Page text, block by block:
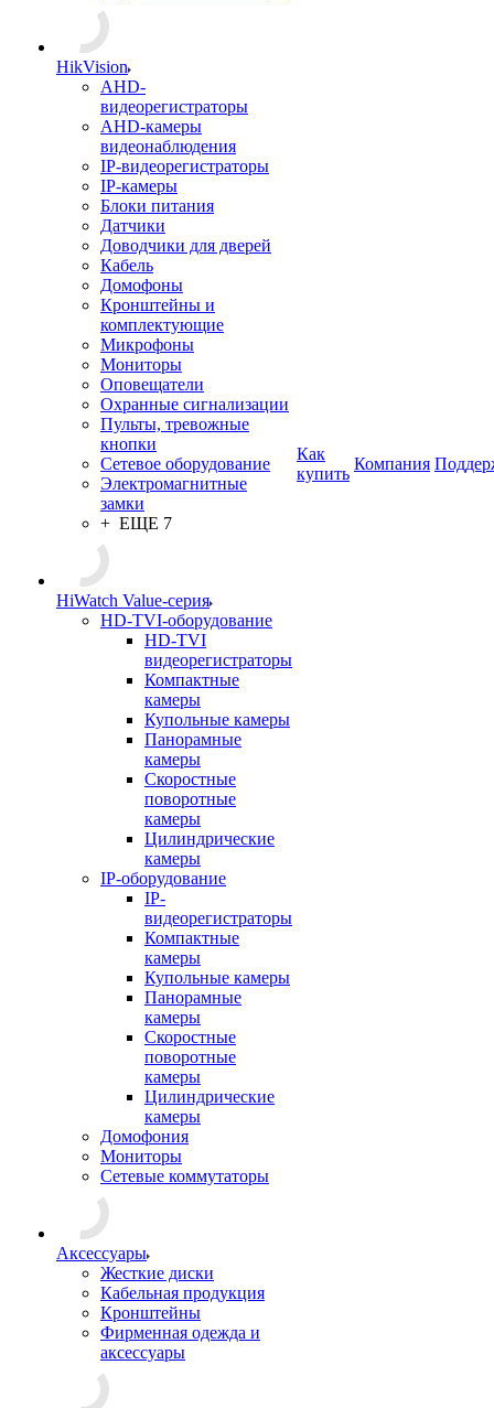
HikVision
AHD-
видеорегистраторы
AHD-камеры
видеонаблюдения
IP-видеорегистраторы
IP-камеры
Блоки питания
Датчики
Доводчики для дверей
Кабель
Домофоны
Кронштейны и
комплектующие
Микрофоны
Мониторы
Оповещатели
Охранные сигнализации
Пульты, тревожные
кнопки
Сетевое оборудование
Электромагнитные
замки
+ ЕЩЕ 7
HiWatch Value-серия
HD-TVI-оборудование
HD-TVI
видеорегистраторы
Компактные
камеры
Купольные камеры
Панорамные
камеры
Скоростные
поворотные
камеры
Цилиндрические
камеры
IP-оборудование
IP-
видеорегистраторы
Компактные
камеры
Купольные камеры
Панорамные
камеры
Скоростные
поворотные
камеры
Цилиндрические
камеры
Домофония
Мониторы
Сетевые коммутаторы
Аксессуары
Жесткие диски
Кабельная продукция
Кронштейны
Фирменная одежда и
аксессуары
Как
купить
Компания